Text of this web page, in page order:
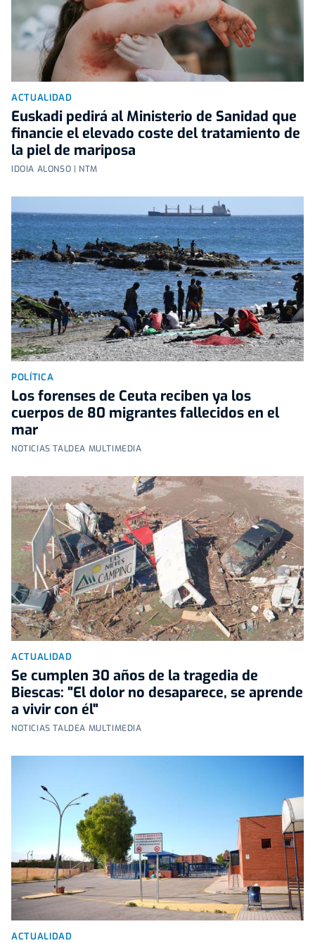
ACTUALIDAD
Euskadi pedirá al Ministerio de Sanidad que
financie el elevado coste del tratamiento de
la piel de mariposa
IDOIA ALONSO | NTM
POLÍTICA
Los forenses de Ceuta reciben ya los
cuerpos de 80 migrantes fallecidos en el
mar
NOTICIAS TALDEA MULTIMEDIA
ACTUALIDAD
Se cumplen 30 años de la tragedia de
Biescas: "El dolor no desaparece, se aprende
a vivir con él"
NOTICIAS TALDEA MULTIMEDIA
ACTUALIDAD